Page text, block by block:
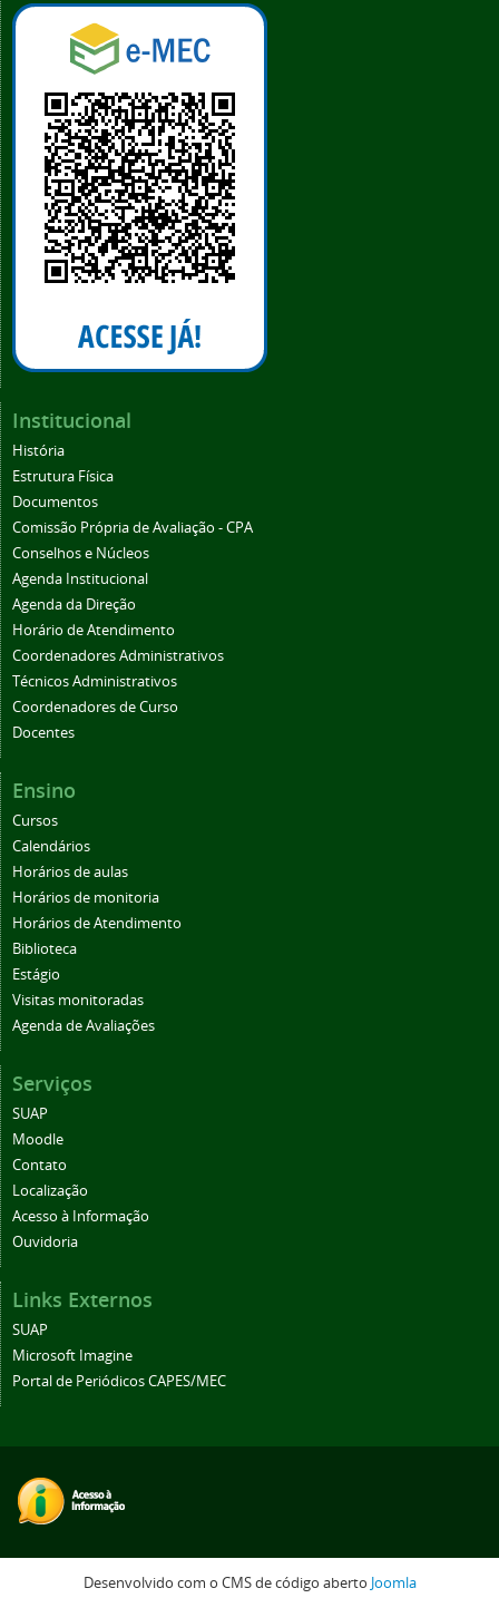
Institucional
História
Estrutura Física
Documentos
Comissão Própria de Avaliação - CPA
Conselhos e Núcleos
Agenda Institucional
Agenda da Direção
Horário de Atendimento
Coordenadores Administrativos
Técnicos Administrativos
Coordenadores de Curso
Docentes
Ensino
Cursos
Calendários
Horários de aulas
Horários de monitoria
Horários de Atendimento
Biblioteca
Estágio
Visitas monitoradas
Agenda de Avaliações
Serviços
SUAP
Moodle
Contato
Localização
Acesso à Informação
Ouvidoria
Links Externos
SUAP
Microsoft Imagine
Portal de Periódicos CAPES/MEC
Desenvolvido com o CMS de código aberto Joomla